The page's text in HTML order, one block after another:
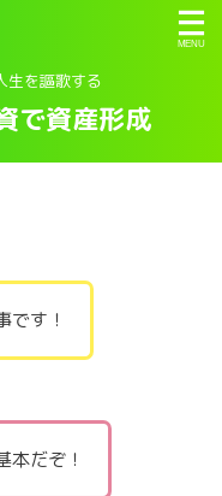
生を謳歌する
で資産形成
です！
本だぞ！